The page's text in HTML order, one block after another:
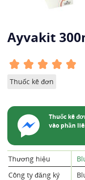
Ayvakit
Thuốc kê đơn
Thuốc kê
vào phần
Thương hiệu
Công ty đăng ký